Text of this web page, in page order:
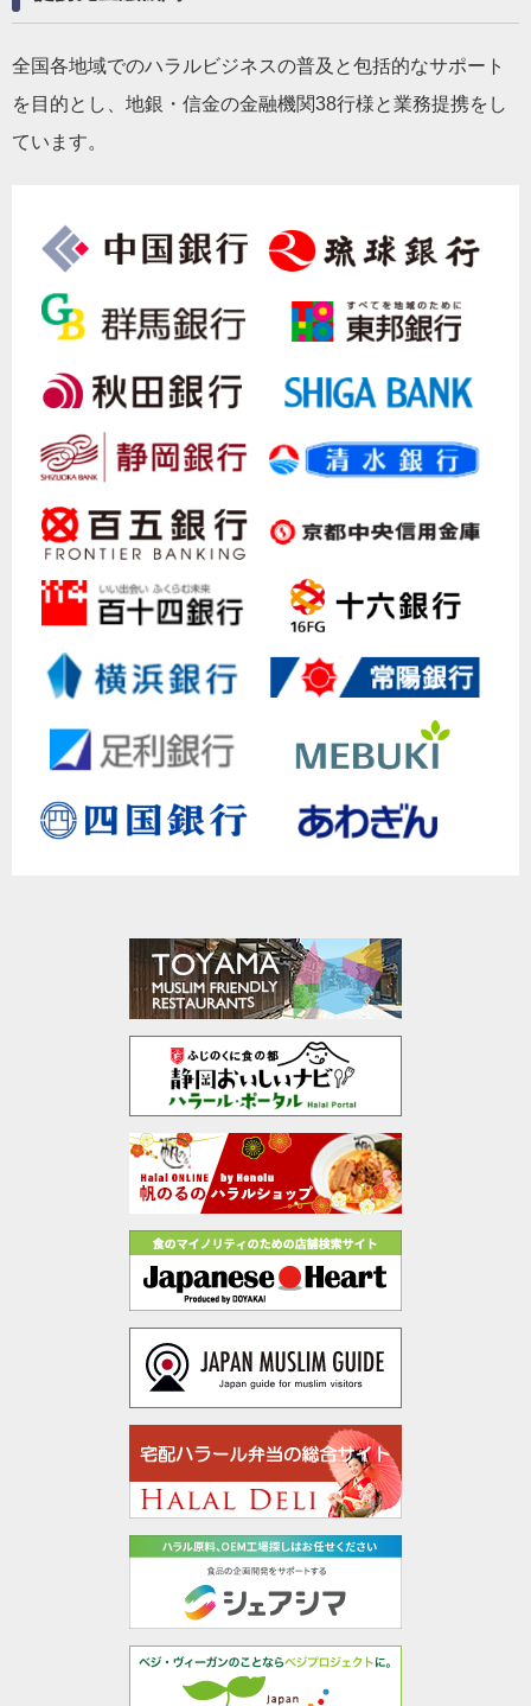
全国各地域でのハラルビジネスの普及と包括的なサポート
を目的とし、地銀・信金の金融機関38行様と業務提携をし
ています。